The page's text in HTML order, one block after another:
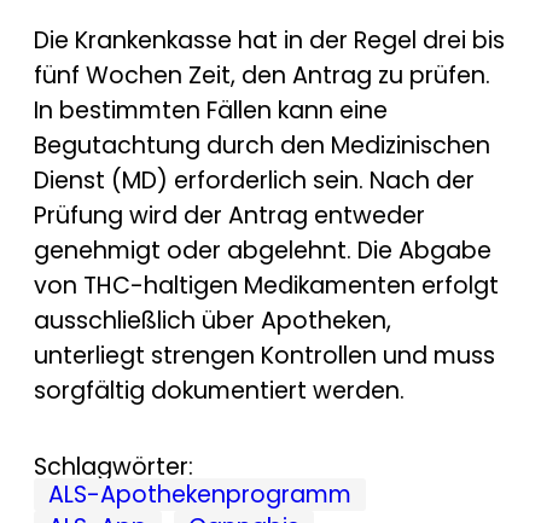
Die Krankenkasse hat in der Regel drei bis
fünf Wochen Zeit, den Antrag zu prüfen.
In bestimmten Fällen kann eine
Begutachtung durch den Medizinischen
Dienst (MD) erforderlich sein. Nach der
Prüfung wird der Antrag entweder
genehmigt oder abgelehnt. Die Abgabe
von THC-haltigen Medikamenten erfolgt
ausschließlich über Apotheken,
unterliegt strengen Kontrollen und muss
sorgfältig dokumentiert werden.
Schlagwörter:
ALS-Apothekenprogramm